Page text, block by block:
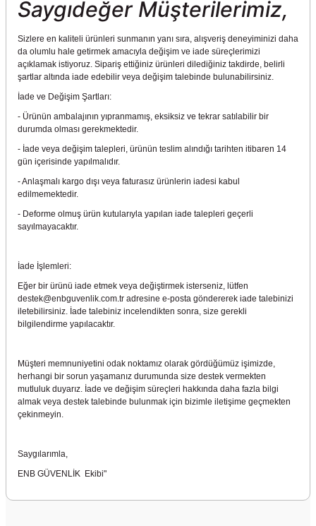
Saygıdeğer Müşterilerimiz,
Sizlere en kaliteli ürünleri sunmanın yanı sıra, alışveriş deneyiminizi daha
da olumlu hale getirmek amacıyla değişim ve iade süreçlerimizi
açıklamak istiyoruz. Sipariş ettiğiniz ürünleri dilediğiniz takdirde, belirli
şartlar altında iade edebilir veya değişim talebinde bulunabilirsiniz.
İade ve Değişim Şartları:
- Ürünün ambalajının yıpranmamış, eksiksiz ve tekrar satılabilir bir
durumda olması gerekmektedir.
- İade veya değişim talepleri, ürünün teslim alındığı tarihten itibaren 14
gün içerisinde yapılmalıdır.
- Anlaşmalı kargo dışı veya faturasız ürünlerin iadesi kabul
edilmemektedir.
- Deforme olmuş ürün kutularıyla yapılan iade talepleri geçerli
sayılmayacaktır.
İade İşlemleri:
Eğer bir ürünü iade etmek veya değiştirmek isterseniz, lütfen
destek@enbguvenlik.com.tr adresine e-posta göndererek iade talebinizi
iletebilirsiniz. İade talebiniz incelendikten sonra, size gerekli
bilgilendirme yapılacaktır.
Müşteri memnuniyetini odak noktamız olarak gördüğümüz işimizde,
herhangi bir sorun yaşamanız durumunda size destek vermekten
mutluluk duyarız. İade ve değişim süreçleri hakkında daha fazla bilgi
almak veya destek talebinde bulunmak için bizimle iletişime geçmekten
çekinmeyin.
Saygılarımla,
ENB GÜVENLİK Ekibi"